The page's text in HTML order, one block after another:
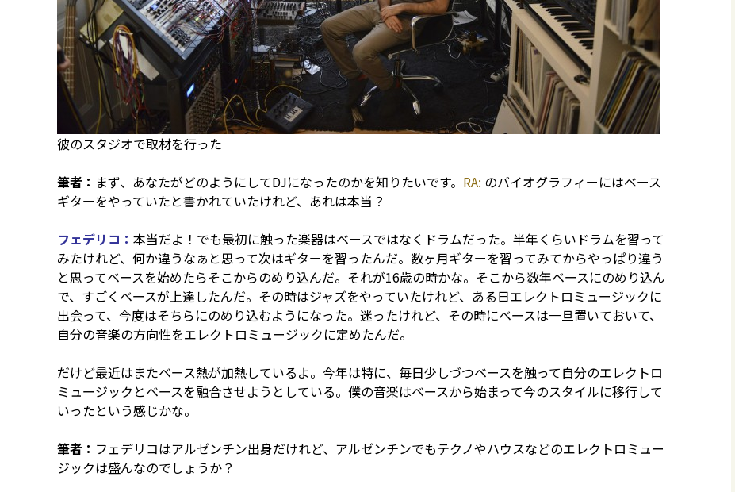
彼のスタジオで取材を行った
筆者： まず、あなたがどのようにしてDJになったのかを知りたいです。 RA: のバイオグラフィーにはベース
ギターをやっていたと書かれていたけれど、あれは本当？
フェデリコ： 本当だよ！でも最初に触った楽器はベースではなくドラムだった。半年くらいドラムを習って
みたけれど、何か違うなぁと思って次はギターを習ったんだ。数ヶ月ギターを習ってみてからやっぱり違う
と思ってベースを始めたらそこからのめり込んだ。それが16歳の時かな。そこから数年ベースにのめり込ん
で、すごくベースが上達したんだ。その時はジャズをやっていたけれど、ある日エレクトロミュージックに
出会って、今度はそちらにのめり込むようになった。迷ったけれど、その時にベースは一旦置いておいて、
自分の音楽の方向性をエレクトロミュージックに定めたんだ。
だけど最近はまたベース熱が加熱しているよ。今年は特に、毎日少しづつベースを触って自分のエレクトロ
ミュージックとベースを融合させようとしている。僕の音楽はベースから始まって今のスタイルに移行して
いったという感じかな。
筆者： フェデリコはアルゼンチン出身だけれど、アルゼンチンでもテクノやハウスなどのエレクトロミュー
ジックは盛んなのでしょうか？